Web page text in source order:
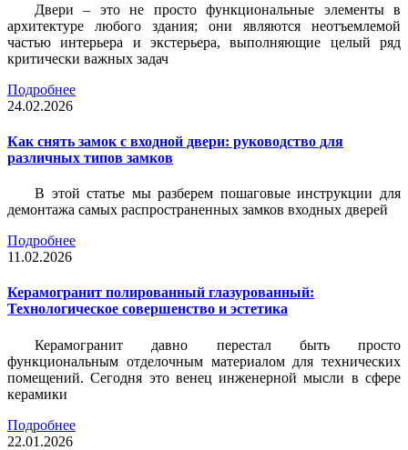
Двери – это не просто функциональные элементы в
архитектуре любого здания; они являются неотъемлемой
частью интерьера и экстерьера, выполняющие целый ряд
критически важных задач
Подробнее
24.02.2026
Как снять замок с входной двери: руководство для
различных типов замков
В этой статье мы разберем пошаговые инструкции для
демонтажа самых распространенных замков входных дверей
Подробнее
11.02.2026
Керамогранит полированный глазурованный:
Технологическое совершенство и эстетика
Керамогранит давно перестал быть просто
функциональным отделочным материалом для технических
помещений. Сегодня это венец инженерной мысли в сфере
керамики
Подробнее
22.01.2026